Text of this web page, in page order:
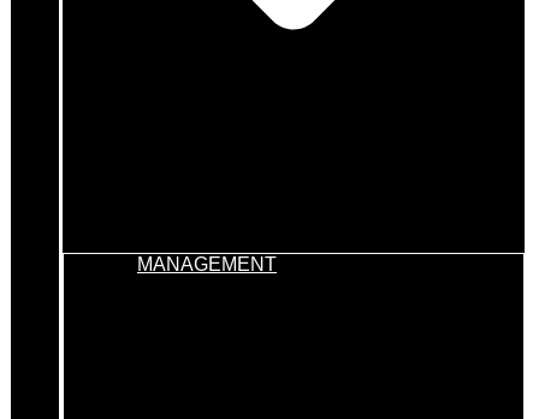
MANAGEMENT